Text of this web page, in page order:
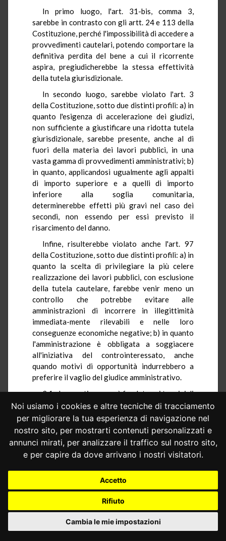
Noi usiamo i cookies e altre tecniche di tracciamento
per migliorare la tua esperienza di navigazione nel
nostro sito, per mostrarti contenuti personalizzati e
annunci mirati, per analizzare il traffico sul nostro sito,
e per capire da dove arrivano i nostri visitatori.
Accetto
Rifiuto
Cambia le mie impostazioni
In primo luogo, l'art. 31-bis, comma 3,
sarebbe in contrasto con gli artt. 24 e 113 della
Costituzione, perché l'impossibilità di accedere a
provvedimenti cautelari, potendo comportare la
definitiva perdita del bene a cui il ricorrente
aspira, pregiudicherebbe la stessa effettività
della tutela giurisdizionale.
In secondo luogo, sarebbe violato l'art. 3
della Costituzione, sotto due distinti profili: a) in
quanto l'esigenza di accelerazione dei giudizi,
non sufficiente a giustificare una ridotta tutela
giurisdizionale, sarebbe presente, anche al di
fuori della materia dei lavori pubblici, in una
vasta gamma di provvedimenti amministrativi; b)
in quanto, applicandosi ugualmente agli appalti
di importo superiore e a quelli di importo
inferiore alla soglia comunitaria,
determinerebbe effetti più gravi nel caso dei
secondi, non essendo per essi previsto il
risarcimento del danno.
Infine, risulterebbe violato anche l'art. 97
della Costituzione, sotto due distinti profili: a) in
quanto la scelta di privilegiare la più celere
realizzazione dei lavori pubblici, con esclusione
della tutela cautelare, farebbe venir meno un
controllo che potrebbe evitare alle
amministrazioni di incorrere in illegittimità
immediata-mente rilevabili e nelle loro
conseguenze economiche negative; b) in quanto
l'amministrazione è obbligata a soggiacere
all'iniziativa del controinteressato, anche
quando motivi di opportunità indurrebbero a
preferire il vaglio del giudice amministrativo.
2.1.- La questione non è fondata nei termini di
seguito precisati.
L'interpretazione della norma impugnata, che
tutte le censure presuppongono, in base alla
quale la richiesta che la causa venga decisa nel
merito paralizzerebbe il procedimento cautelare,
Innanzitutto, dalle stesse ordinanze di
rimessione emerge che la tesi interpretativa
prospettata dai giudici a quibus non è, come
messo in rilievo dall'Avvocatura dello Stato,
l'unica possibile. Si consideri, a questo